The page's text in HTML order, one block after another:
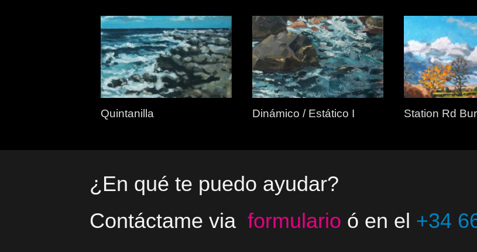
Quintanilla Dinámico / Estático I Station Rd
¿En qué te puedo ayudar?
Contáctame via formulario ó en el +34